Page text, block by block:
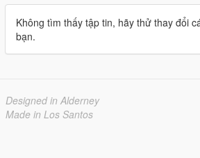
Không tìm thấy tập tin, hãy thử thay đổi
bạn.
Designed in Alderney
Made in Los Santos